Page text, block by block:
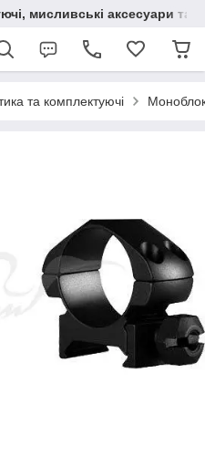
мисливські аксесуари та
та комплектуючі